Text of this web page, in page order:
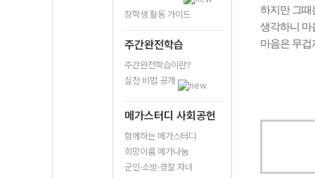
장학생 활동 가이드
주간완전학습
주간완전학습이란?
실천 비법 공개
메가스터디 사회공헌
함께하는 메가스터디
희망이룸 메가나눔
군인·소방·경찰 자녀
하지만 그때
생각하니 마
마음은 무겁